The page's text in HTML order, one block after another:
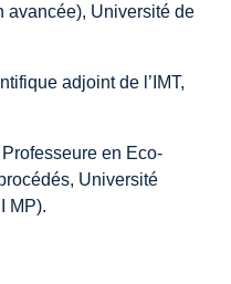
avancée), Université de
adjoint de l’IMT,
Professeure en Eco-
Université
MP).